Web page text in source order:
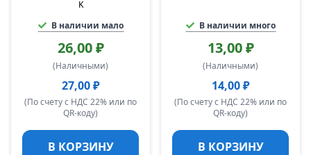
K
В наличии мало
26,00 ₽
(Наличными)
27,00 ₽
(По счету с НДС 22% или по
QR-коду)
В КОРЗИНУ
В наличии много
13,00 ₽
(Наличными)
14,00 ₽
(По счету с НДС 22% или по
QR-коду)
В КОРЗИНУ